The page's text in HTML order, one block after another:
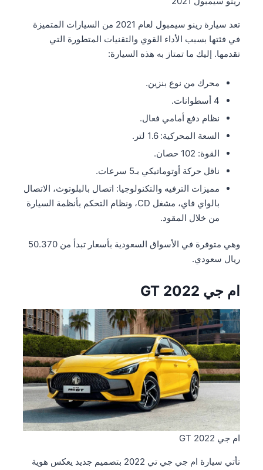
تعد سيارة رينو سيمبول لعام 2021 من السيارات المتميزة
في فئتها بسبب الأداء القوي والتقنيات المتطورة التي
تقدمها. إليك ما تمتاز به هذه السيارة:
محرك من نوع بنزين.
4 أسطوانات.
نظام دفع أمامي فعال.
السعة المحركية: 1.6 لتر.
القوة: 102 حصان.
ناقل حركة أوتوماتيكي بـ5 سرعات.
مميزات الترفيه والتكنولوجيا: اتصال بالبلوتوث، الاتصال
بالواي فاي، مشغل CD، ونظام التحكم بأنظمة السيارة
من خلال المقود.
وهي متوفرة في الأسواق السعودية بأسعار تبدأ من 50.370
ريال سعودي.
ام جي GT 2022
ام جي GT 2022
تأتي سيارة ام جي جي تي 2022 بتصميم جديد يعكس هوية